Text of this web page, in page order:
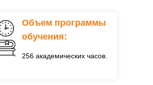
256 академических часов.
Объем программы
обучения: